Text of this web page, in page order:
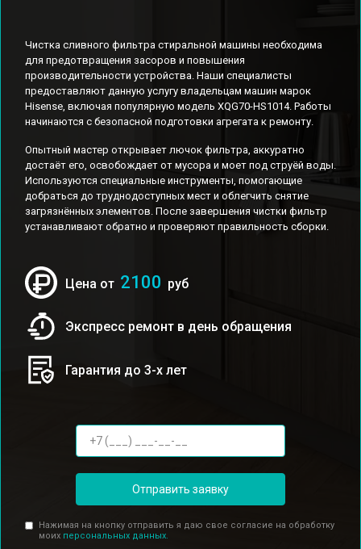
Чистка сливного фильтра стиральной машины необходима
для предотвращения засоров и повышения
производительности устройства. Наши специалисты
предоставляют данную услугу владельцам машин марок
Hisense, включая популярную модель XQG70-HS1014. Работы
начинаются с безопасной подготовки агрегата к ремонту.
Опытный мастер открывает лючок фильтра, аккуратно
достаёт его, освобождает от мусора и моет под струёй воды.
Используются специальные инструменты, помогающие
добраться до труднодоступных мест и облегчить снятие
загрязнённых элементов. После завершения чистки фильтр
устанавливают обратно и проверяют правильность сборки.
Цена от 2100 руб
Экспресс ремонт в день обращения
Гарантия до 3-х лет
Отправить заявку
Нажимая на кнопку отправить я даю свое согласие на обработку
моих персональных данных.